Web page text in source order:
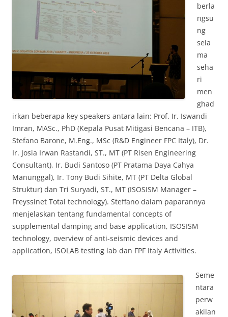
berla
ngsu
ng
sela
ma
seha
ri
men
ghad
irkan beberapa key speakers antara lain: Prof. Ir. Iswandi
Imran, MASc., PhD (Kepala Pusat Mitigasi Bencana – ITB),
Stefano Barone, M.Eng., MSc (R&D Engineer FPC Italy), Dr.
Ir. Josia Irwan Rastandi, ST., MT (PT Risen Engineering
Consultant), Ir. Budi Santoso (PT Pratama Daya Cahya
Manunggal), Ir. Tony Budi Sihite, MT (PT Delta Global
Struktur) dan Tri Suryadi, ST., MT (ISOSISM Manager –
Freyssinet Total technology). Steffano dalam paparannya
menjelaskan tentang fundamental concepts of
supplemental damping and base application, ISOSISM
technology, overview of anti-seismic devices and
application, ISOLAB testing lab dan FPF Italy Activities.
Seme
ntara
perw
akilan